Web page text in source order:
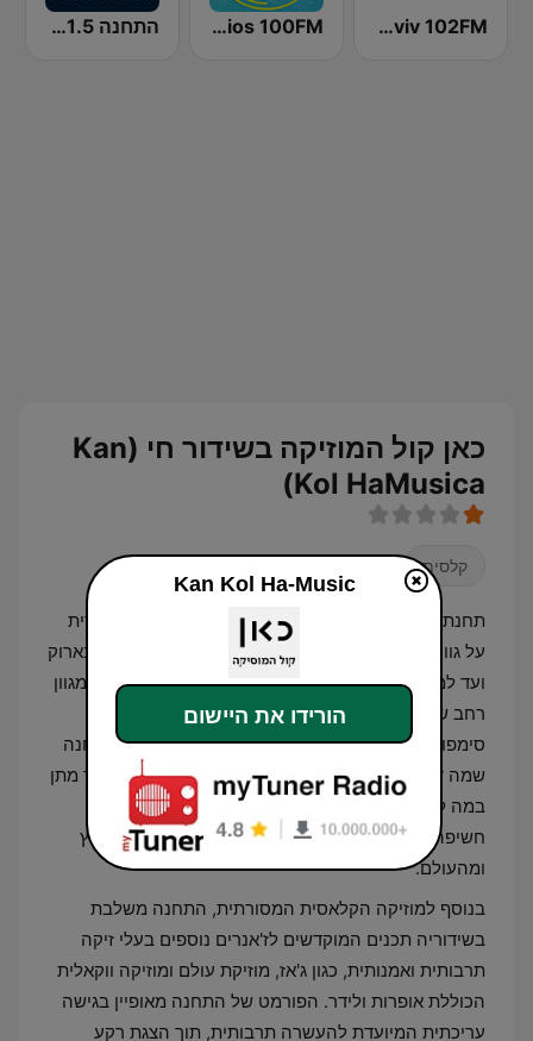
Radio Tel Aviv 102FM (רדיו תל אביב) Radios 100FM (רדיוס) התחנה 101.5
כאן קול המוזיקה בשידור חי (Kan
Kol HaMusica)
קלסית
תחנת כאן קול המוזיקה מתמקדת בשידור מוזיקה קלאסית
על גווניה השונים, החל מיצירות מתקופת הרנסאנס והבארוק
ועד למוזיקה בת זמננו. לוח השידורים של התחנה כולל מגוון
רחב של סגנונות מוזיקליים תזמורתיים וכליים, ביניהם
סימפוניות, קונצ'רטו, מוזיקה קאמרית ויצירות סולו. התחנה
שמה דגש על שימור המורשת המוזיקלית המערבית לצד מתן
במה ליצירות של מלחינים ישראלים, ומספקת למאזינים
חשיפה לביצועים של תזמורות והרכבים מובילים מהארץ
ומהעולם.
בנוסף למוזיקה הקלאסית המסורתית, התחנה משלבת
בשידוריה תכנים המוקדשים לז'אנרים נוספים בעלי זיקה
תרבותית ואמנותית, כגון ג'אז, מוזיקת עולם ומוזיקה ווקאלית
הכוללת אופרות ולידר. הפורמט של התחנה מאופיין בגישה
עריכתית המיועדת להעשרה תרבותית, תוך הצגת רקע
Kan Kol Ha-Music
הורידו את היישום